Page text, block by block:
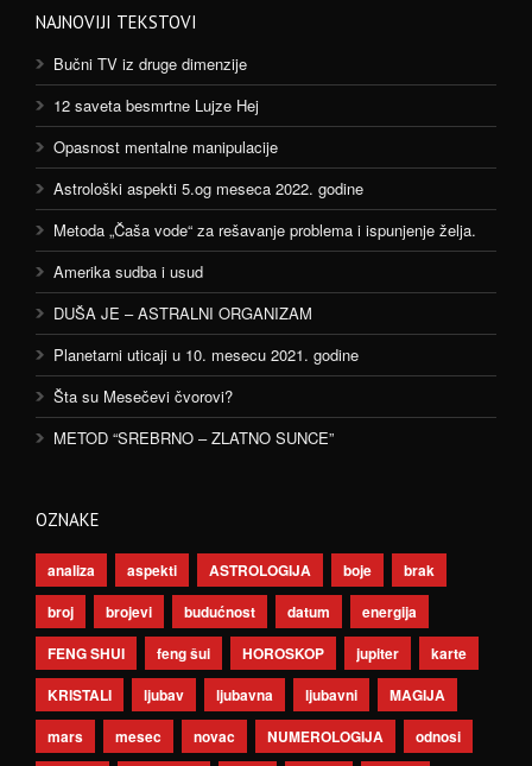
NAJNOVIJI TEKSTOVI
Bučni TV iz druge dimenzije
12 saveta besmrtne Lujze Hej
Opasnost mentalne manipulacije
Astrološki aspekti 5.og meseca 2022. godine
Metoda „Čaša vode“ za rešavanje problema i ispunjenje želja.
Amerika sudba i usud
DUŠA JE – ASTRALNI ORGANIZAM
Planetarni uticaji u 10. mesecu 2021. godine
Šta su Mesečevi čvorovi?
METOD “SREBRNO – ZLATNO SUNCE”
OZNAKE
analiza aspekti ASTROLOGIJA boje
brak
broj
brojevi budućnost datum
energija
FENG SHUI
feng šui HOROSKOP jupiter
karte
KRISTALI
ljubav ljubavna ljubavni
MAGIJA
mars
mesec novac NUMEROLOGIJA
odnosi